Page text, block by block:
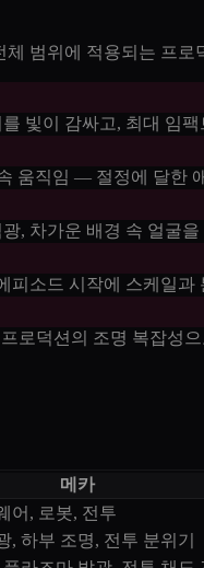
범위에 적용되는 프로
빛이 감싸고, 최대 임
움직임 — 절정에 달한
, 차가운 배경 속 얼굴
소드 시작에 스케일과
로덕션의 조명 복잡성
메카
어, 로봇, 전투
, 하부 조명, 전투 분위기